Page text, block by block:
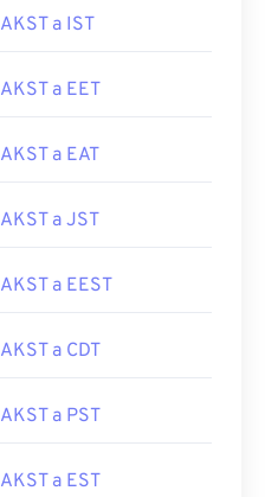
AKST a IST
AKST a EET
AKST a EAT
AKST a JST
AKST a EEST
AKST a CDT
AKST a PST
AKST a EST